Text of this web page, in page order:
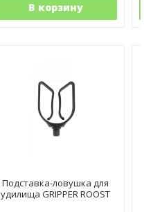
В корзину
Подставка-ловушка для
удилища GRIPPER ROOST